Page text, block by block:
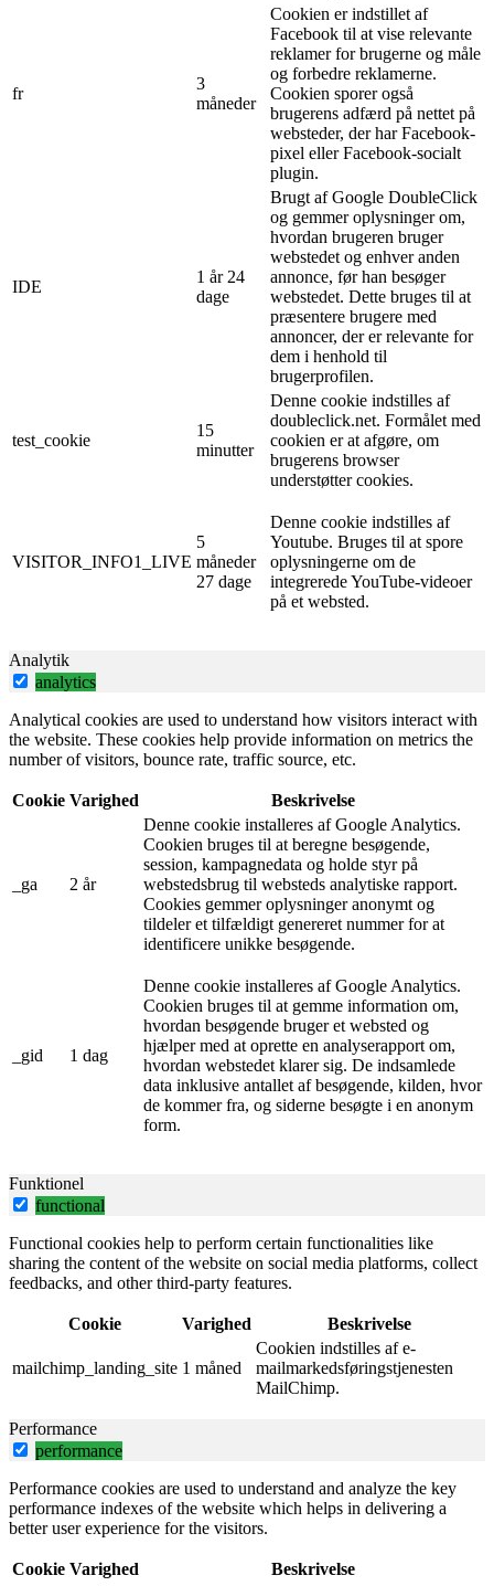
fr
3
måneder
Cookien er indstillet af
Facebook til at vise relevante
reklamer for brugerne og måle
og forbedre reklamerne.
Cookien sporer også
brugerens adfærd på nettet på
websteder, der har Facebook-
pixel eller Facebook-socialt
plugin.
IDE
1 år 24
dage
Brugt af Google DoubleClick
og gemmer oplysninger om,
hvordan brugeren bruger
webstedet og enhver anden
annonce, før han besøger
webstedet. Dette bruges til at
præsentere brugere med
annoncer, der er relevante for
dem i henhold til
brugerprofilen.
test_cookie
15
minutter
Denne cookie indstilles af
doubleclick.net. Formålet med
cookien er at afgøre, om
brugerens browser
understøtter cookies.
VISITOR_INFO1_LIVE
5
måneder
27 dage
Denne cookie indstilles af
Youtube. Bruges til at spore
oplysningerne om de
integrerede YouTube-videoer
på et websted.
Analytik
analytics
Analytical cookies are used to understand how visitors interact with
the website. These cookies help provide information on metrics the
number of visitors, bounce rate, traffic source, etc.
Cookie Varighed Beskrivelse
_ga 2 år
Denne cookie installeres af Google Analytics.
Cookien bruges til at beregne besøgende,
session, kampagnedata og holde styr på
webstedsbrug til websteds analytiske rapport.
Cookies gemmer oplysninger anonymt og
tildeler et tilfældigt genereret nummer for at
identificere unikke besøgende.
_gid 1 dag
Denne cookie installeres af Google Analytics.
Cookien bruges til at gemme information om,
hvordan besøgende bruger et websted og
hjælper med at oprette en analyserapport om,
hvordan webstedet klarer sig. De indsamlede
data inklusive antallet af besøgende, kilden, hvor
de kommer fra, og siderne besøgte i en anonym
form.
Funktionel
functional
Functional cookies help to perform certain functionalities like
sharing the content of the website on social media platforms, collect
feedbacks, and other third-party features.
Cookie Varighed Beskrivelse
mailchimp_landing_site 1 måned
Cookien indstilles af e-
mailmarkedsføringstjenesten
MailChimp.
Performance
performance
Performance cookies are used to understand and analyze the key
performance indexes of the website which helps in delivering a
better user experience for the visitors.
Cookie Varighed
Beskrivelse